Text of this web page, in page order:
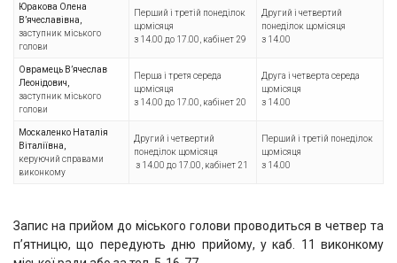
Юракова Олена
В’ячеславівна,
заступник міського
голови
Перший і третій понеділок
щомісяця
з 14.00 до 17.00, кабінет 29
Другий і четвертий
понеділок щомісяця
з 14.00
Оврамець В’ячеслав
Леонідович,
заступник міського
голови
Перша і третя середа
щомісяця
з 14.00 до 17.00, кабінет 20
Друга і четверта середа
щомісяця
з 14.00
Москаленко Наталія
Віталіївна,
керуючий справами
виконкому
Другий і четвертий
понеділок щомісяця
з 14.00 до 17.00, кабінет 21
Перший і третій понеділок
щомісяця
з 14.00
Запис на прийом до міського голови проводиться в четвер та
п’ятницю, що передують дню прийому, у каб. 11 виконкому